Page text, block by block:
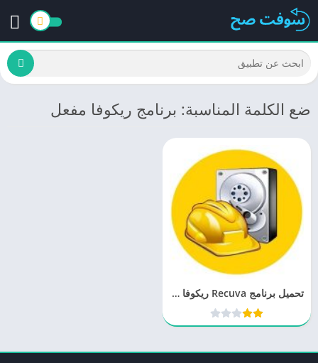
ضع الكلمة المناسبة: برنامج ريكوفا مفعل
تحميل برنامج Recuva ريكوفا لاستعادة الملفات المحذوفة 2023